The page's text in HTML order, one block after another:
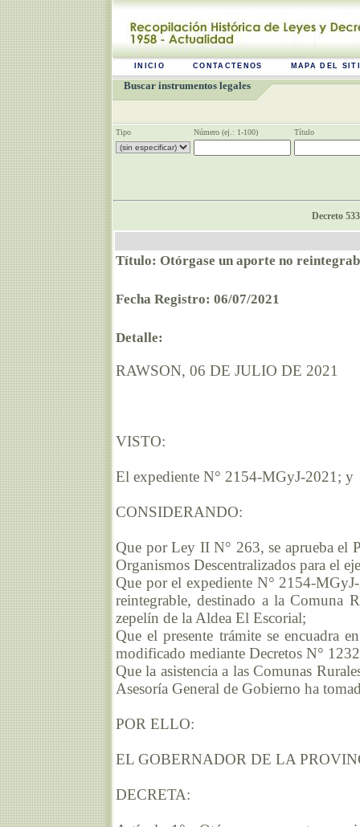
INICIO CONTACTENOS MAPA DEL
Buscar instrumentos legales
Tipo Número (ej.: 1-100) Título
Decreto
Título: Otórgase un aporte no
Fecha Registro: 06/07/2021
Detalle:
RAWSON, 06 DE JULIO DE 2021
VISTO:
El expediente N° 2154-MGyJ-2021; y
CONSIDERANDO:
Que por Ley II N° 263, se aprueba el
Organismos Descentralizados para el
Que por el expediente N° 2154-
reintegrable, destinado a la Comuna
zepelín de la Aldea El Escorial;
Que el presente trámite se encuadra
modificado mediante Decretos N°
Que la asistencia a las Comunas
Asesoría General de Gobierno ha
POR ELLO:
EL GOBERNADOR DE LA
DECRETA: